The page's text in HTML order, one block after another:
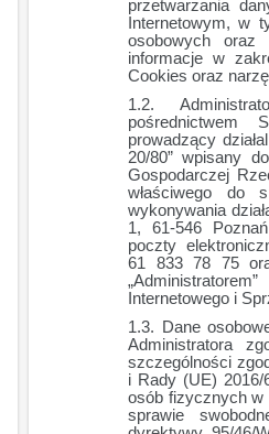
przetwarzania
Internetowym, w
osobowych
informacje w
Cookies oraz
pośrednictwem
prowadzący
20/80” wpisany
Gospodarczej
właściwego do
wykonywania
1, 61-546
poczty
61 833 78 75
Internetowego i
Dane
Administratora
szczególności
i Rady (UE)
osób fizycznych w
sprawie